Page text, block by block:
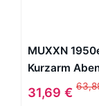
MUXXN
Kurzarm
31,69 €